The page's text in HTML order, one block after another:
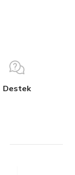
Destek